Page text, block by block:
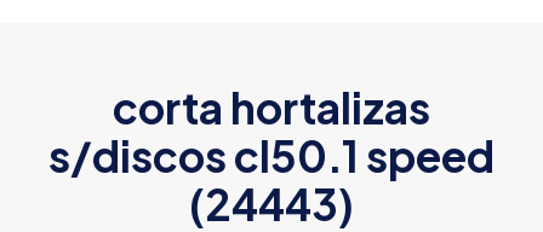
corta hortalizas
s/discos cl50.1 speed
(24443)